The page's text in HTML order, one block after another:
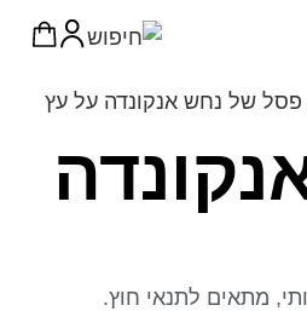
פסל של נחש אנקונדה על עץ
מתאים לתנאי חוץ.